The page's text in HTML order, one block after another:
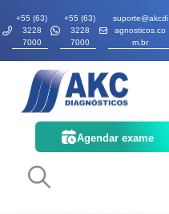
+55 (63)
3228
7000
+55 (63)
3228
7000
suporte@akcdi
agnosticos.co
m.br
Agendar exame